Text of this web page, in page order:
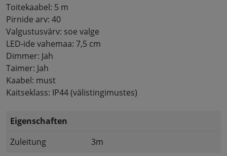
Toitekaabel: 5 m
Pirnide arv: 40
Valgustusvärv: soe valge
LED-ide vahemaa: 7,5 cm
Dimmer: Jah
Taimer: Jah
Kaabel: must
Kaitseklass: IP44 (välistingimustes)
Eigenschaften
Zuleitung
3m